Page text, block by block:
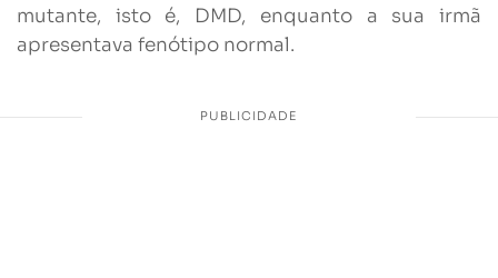
mutante, isto é, DMD, enquanto a sua irmã
apresentava fenótipo normal.